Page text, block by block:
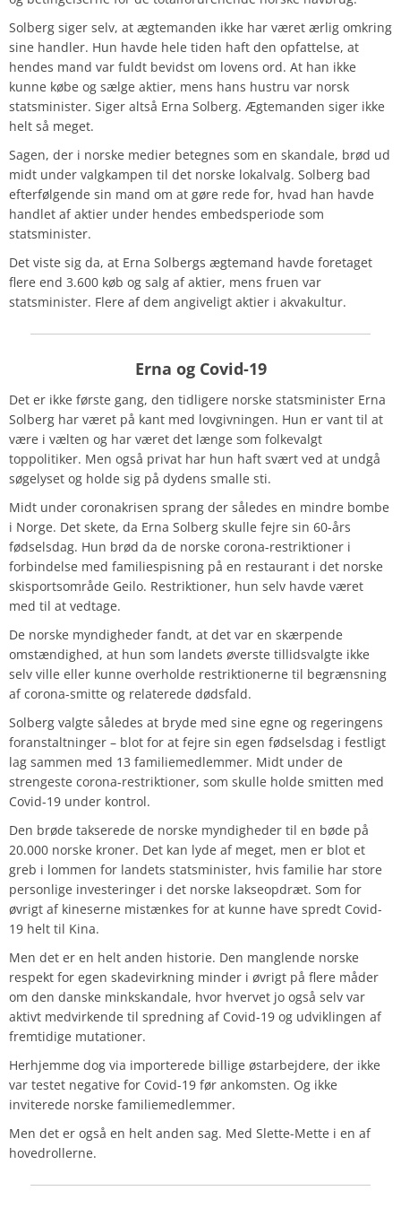
Solberg siger selv, at ægtemanden ikke har været ærlig omkring
sine handler. Hun havde hele tiden haft den opfattelse, at
hendes mand var fuldt bevidst om lovens ord. At han ikke
kunne købe og sælge aktier, mens hans hustru var norsk
statsminister. Siger altså Erna Solberg. Ægtemanden siger ikke
helt så meget.
Sagen, der i norske medier betegnes som en skandale, brød ud
midt under valgkampen til det norske lokalvalg. Solberg bad
efterfølgende sin mand om at gøre rede for, hvad han havde
handlet af aktier under hendes embedsperiode som
statsminister.
Det viste sig da, at Erna Solbergs ægtemand havde foretaget
flere end 3.600 køb og salg af aktier, mens fruen var
statsminister. Flere af dem angiveligt aktier i akvakultur.
Erna og Covid-19
Det er ikke første gang, den tidligere norske statsminister Erna
Solberg har været på kant med lovgivningen. Hun er vant til at
være i vælten og har været det længe som folkevalgt
toppolitiker. Men også privat har hun haft svært ved at undgå
søgelyset og holde sig på dydens smalle sti.
Midt under coronakrisen sprang der således en mindre bombe
i Norge. Det skete, da Erna Solberg skulle fejre sin 60-års
fødselsdag. Hun brød da de norske corona-restriktioner i
forbindelse med familiespisning på en restaurant i det norske
skisportsområde Geilo. Restriktioner, hun selv havde været
med til at vedtage.
De norske myndigheder fandt, at det var en skærpende
omstændighed, at hun som landets øverste tillidsvalgte ikke
selv ville eller kunne overholde restriktionerne til begrænsning
af corona-smitte og relaterede dødsfald.
Solberg valgte således at bryde med sine egne og regeringens
foranstaltninger – blot for at fejre sin egen fødselsdag i festligt
lag sammen med 13 familiemedlemmer. Midt under de
strengeste corona-restriktioner, som skulle holde smitten med
Covid-19 under kontrol.
Den brøde takserede de norske myndigheder til en bøde på
20.000 norske kroner. Det kan lyde af meget, men er blot et
greb i lommen for landets statsminister, hvis familie har store
personlige investeringer i det norske lakseopdræt. Som for
øvrigt af kineserne mistænkes for at kunne have spredt Covid-
19 helt til Kina.
Men det er en helt anden historie. Den manglende norske
respekt for egen skadevirkning minder i øvrigt på flere måder
om den danske minkskandale, hvor hvervet jo også selv var
aktivt medvirkende til spredning af Covid-19 og udviklingen af
fremtidige mutationer.
Herhjemme dog via importerede billige østarbejdere, der ikke
var testet negative for Covid-19 før ankomsten. Og ikke
inviterede norske familiemedlemmer.
Men det er også en helt anden sag. Med Slette-Mette i en af
hovedrollerne.